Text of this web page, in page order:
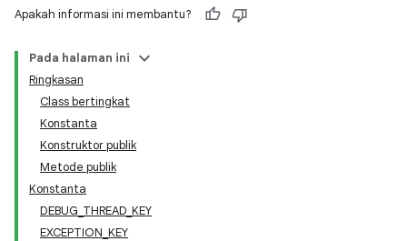
Apakah informasi ini membantu?
Pada halaman ini
Ringkasan
Class bertingkat
Konstanta
Konstruktor publik
Metode publik
Konstanta
DEBUG_THREAD_KEY
EXCEPTION_KEY